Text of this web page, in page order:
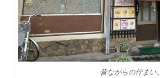
昔ながらの佇まい。